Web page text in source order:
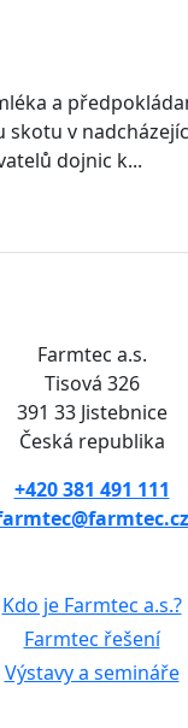
a
skotu v
dojnic k...
Farmtec a.s.
Tisová 326
391 33 Jistebnice
Česká republika
+420 381 491 111
Kdo je Farmtec a.s.?
Farmtec řešení
Výstavy a semináře